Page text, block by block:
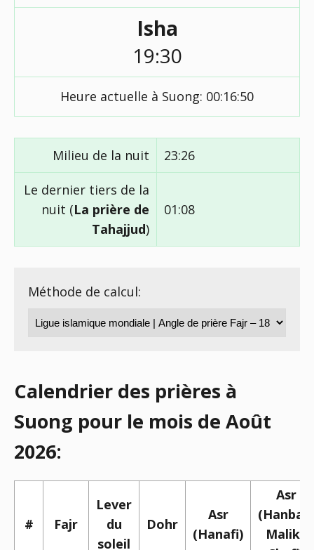
Isha
19:30
Heure actuelle à Suong: 00:16:50
Milieu de la nuit 23:26
Le dernier tiers de la
nuit (La prière de
Tahajjud)
01:08
Méthode de calcul:
Calendrier des prières à
Suong pour le mois de Août
2026:
# Fajr
Lever
du
soleil
Dohr
Asr
(Hanafi)
Asr
(Hanbali,
Maliki,